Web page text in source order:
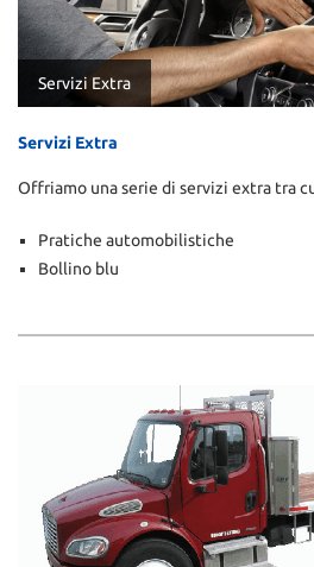
Servizi Extra
Servizi Extra
Offriamo una serie di servizi extra tra
Pratiche automobilistiche
Bollino blu